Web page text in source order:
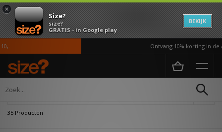
×
Size?
size?
GRATIS - in Google play
BEKIJK
Ontvang 10% korting in de APP*
Home Heren
35 Producten